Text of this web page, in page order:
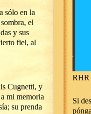
sólo en la
el
y sus
fiel, al
Cugnetti, y
mi memoria
su prenda
RHR
Si